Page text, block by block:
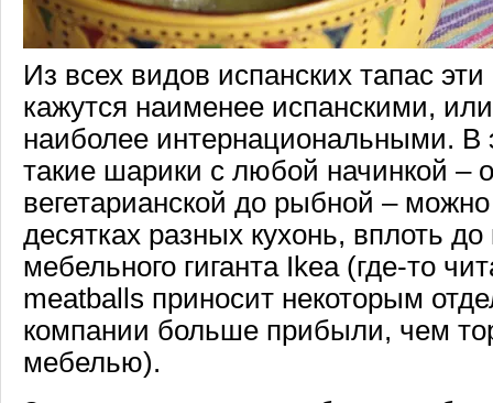
Из всех видов испанских тапас
кажутся наименее испанскими,
наиболее интернациональными. В
такие шарики с любой начинкой –
вегетарианской до рыбной –
десятках разных кухонь, вплоть до
мебельного гиганта Ikea (где-то
meatballs приносит некоторым
компании больше прибыли, чем
мебелью).